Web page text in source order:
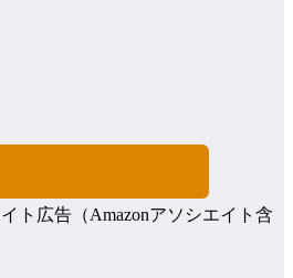
ト広告（Amazonアソシエイト含